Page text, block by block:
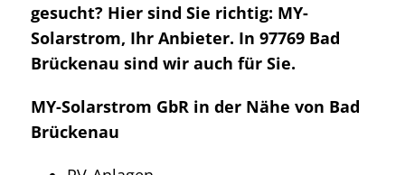
gesucht? Hier sind Sie richtig: MY-
Solarstrom, Ihr Anbieter. In 97769 Bad
Brückenau sind wir auch für Sie.
MY-Solarstrom GbR in der Nähe von Bad
Brückenau